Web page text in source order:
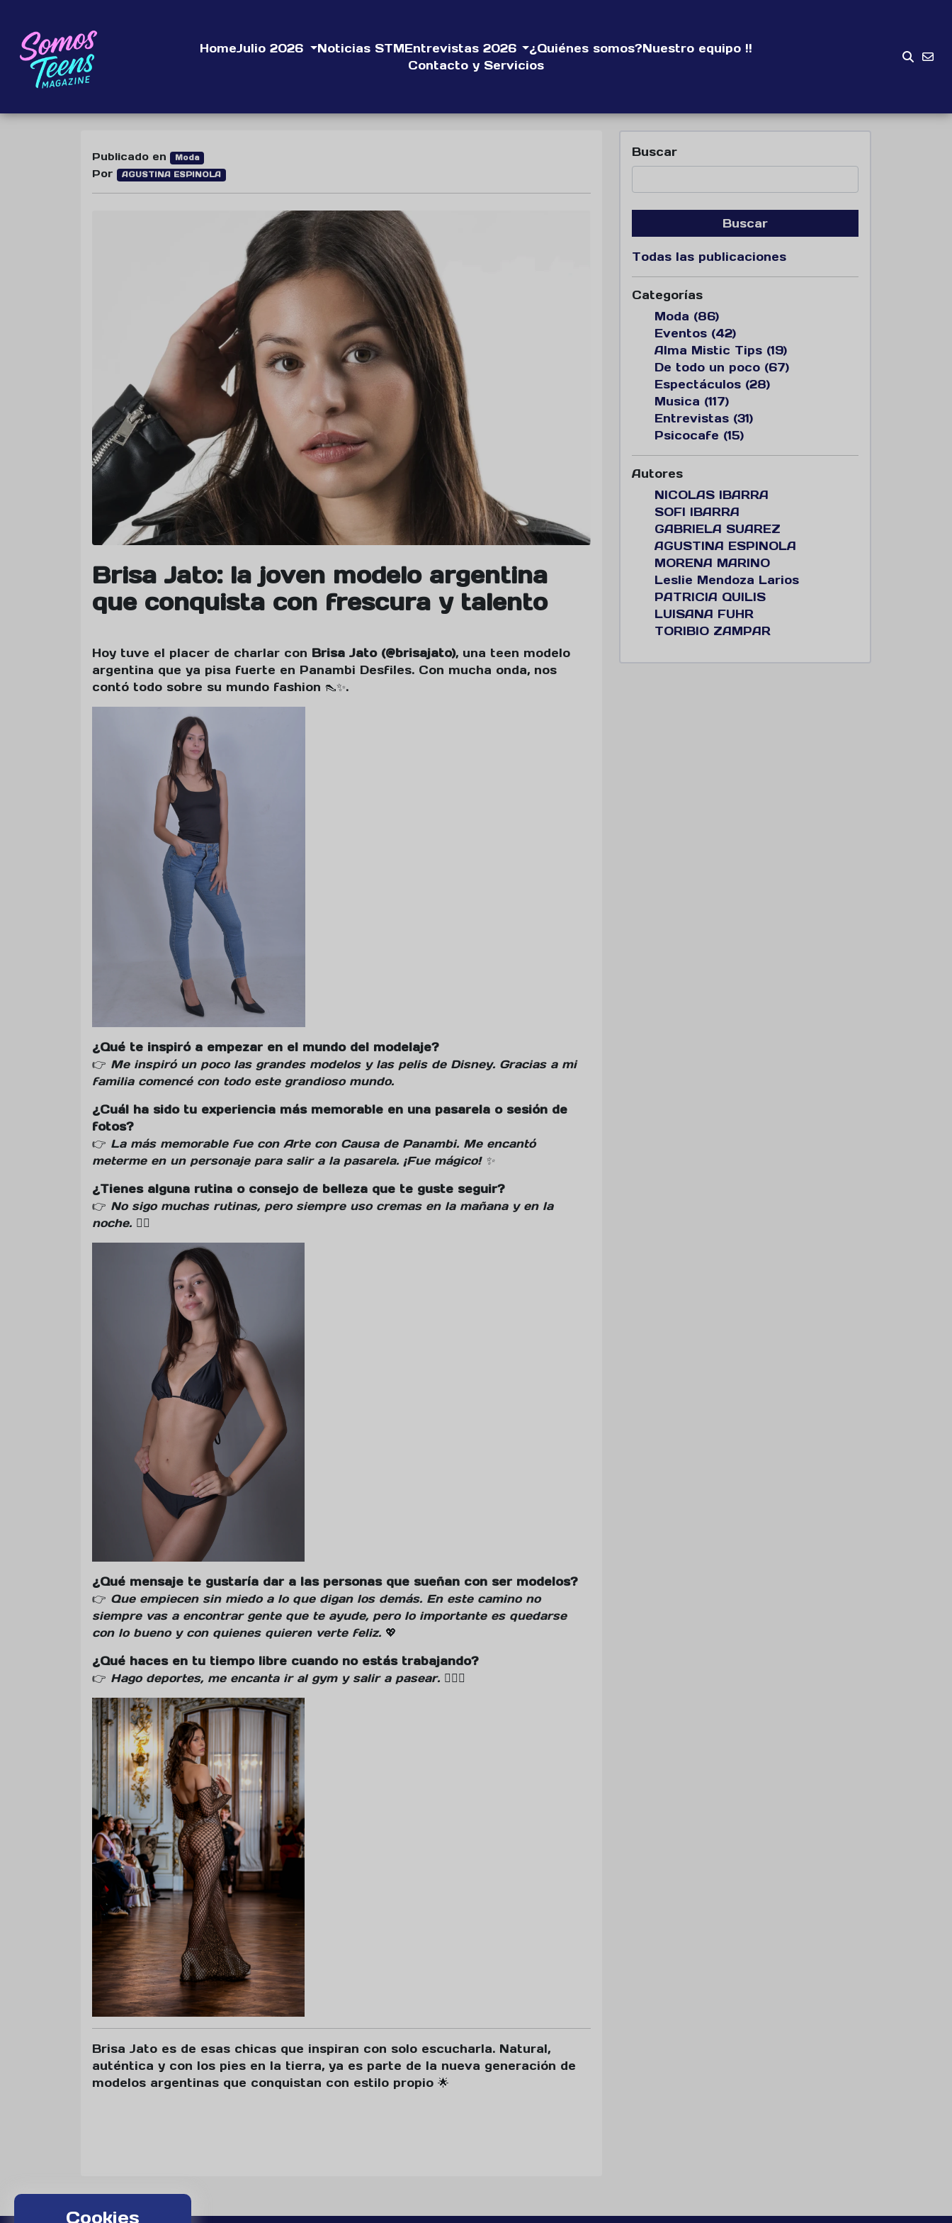
Cookies
HomeJulio 2026 Noticias STMEntrevistas 2026 ¿Quiénes somos?Nuestro equipo !!
Contacto y Servicios
Publicado en Moda
Por AGUSTINA ESPINOLA
Brisa Jato: la joven modelo argentina
que conquista con frescura y talento
Hoy tuve el placer de charlar con Brisa Jato (@brisajato), una teen modelo
argentina que ya pisa fuerte en Panambi Desfiles. Con mucha onda, nos
contó todo sobre su mundo fashion 👠✨.
¿Qué te inspiró a empezar en el mundo del modelaje?
👉 Me inspiró un poco las grandes modelos y las pelis de Disney. Gracias a mi
familia comencé con todo este grandioso mundo.
¿Cuál ha sido tu experiencia más memorable en una pasarela o sesión de
fotos?
👉 La más memorable fue con Arte con Causa de Panambi. Me encantó
meterme en un personaje para salir a la pasarela. ¡Fue mágico! ✨
¿Tienes alguna rutina o consejo de belleza que te guste seguir?
👉 No sigo muchas rutinas, pero siempre uso cremas en la mañana y en la
noche. 💆‍♀️
¿Qué mensaje te gustaría dar a las personas que sueñan con ser modelos?
👉 Que empiecen sin miedo a lo que digan los demás. En este camino no
siempre vas a encontrar gente que te ayude, pero lo importante es quedarse
con lo bueno y con quienes quieren verte feliz. 💖
¿Qué haces en tu tiempo libre cuando no estás trabajando?
👉 Hago deportes, me encanta ir al gym y salir a pasear. 🏋️‍♀️🌸
Brisa Jato es de esas chicas que inspiran con solo escucharla. Natural,
auténtica y con los pies en la tierra, ya es parte de la nueva generación de
modelos argentinas que conquistan con estilo propio 🌟
Buscar
Buscar
Todas las publicaciones
Categorías
Moda (86)
Eventos (42)
Alma Mistic Tips (19)
De todo un poco (67)
Espectáculos (28)
Musica (117)
Entrevistas (31)
Psicocafe (15)
Autores
NICOLAS IBARRA
SOFI IBARRA
GABRIELA SUAREZ
AGUSTINA ESPINOLA
MORENA MARINO
Leslie Mendoza Larios
PATRICIA QUILIS
LUISANA FUHR
TORIBIO ZAMPAR